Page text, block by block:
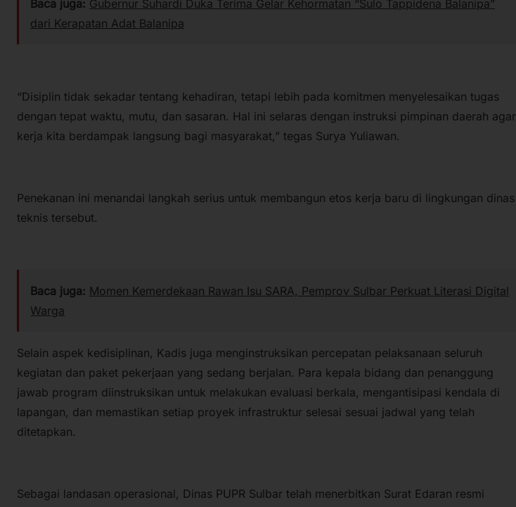
Baca juga: Gubernur Suhardi Duka Terima Gelar Kehormatan “Sulo Tappidena Balanipa”
dari Kerapatan Adat Balanipa
“Disiplin tidak sekadar tentang kehadiran, tetapi lebih pada komitmen menyelesaikan tugas
dengan tepat waktu, mutu, dan sasaran. Hal ini selaras dengan instruksi pimpinan daerah agar
kerja kita berdampak langsung bagi masyarakat,” tegas Surya Yuliawan.
Penekanan ini menandai langkah serius untuk membangun etos kerja baru di lingkungan dinas
teknis tersebut.
Baca juga: Momen Kemerdekaan Rawan Isu SARA, Pemprov Sulbar Perkuat Literasi Digital
Warga
Selain aspek kedisiplinan, Kadis juga menginstruksikan percepatan pelaksanaan seluruh
kegiatan dan paket pekerjaan yang sedang berjalan. Para kepala bidang dan penanggung
jawab program diinstruksikan untuk melakukan evaluasi berkala, mengantisipasi kendala di
lapangan, dan memastikan setiap proyek infrastruktur selesai sesuai jadwal yang telah
ditetapkan.
Sebagai landasan operasional, Dinas PUPR Sulbar telah menerbitkan Surat Edaran resmi